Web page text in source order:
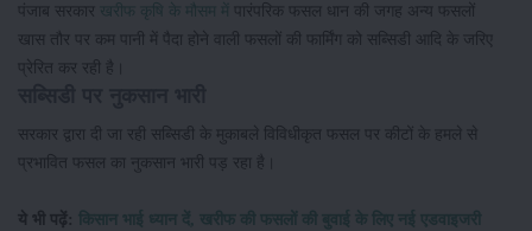
पंजाब सरकार खरीफ कृषि के मौसम में
पारंपरिक फसल धान की जगह अन्य फसलों
खास तौर पर कम पानी में पैदा होने वाली फसलों की फार्मिंग को सब्सिडी आदि के जरिए
प्रेरित कर रही है।
सरकार द्वारा दी जा रही सब्सिडी के मुकाबले विविधीकृत फसल पर कीटों के हमले से
प्रभावित फसल का नुकसान भारी पड़ रहा है।
ये भी पढ़ें: किसान भाई ध्यान दें, खरीफ की फसलों की बुवाई के लिए नई एडवाइजरी